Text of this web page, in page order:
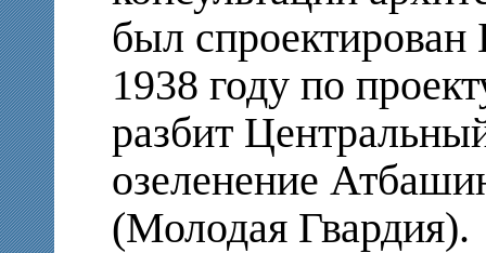
был спроектирован
1938 году по
разбит
озеленение
(Молодая Гвардия).